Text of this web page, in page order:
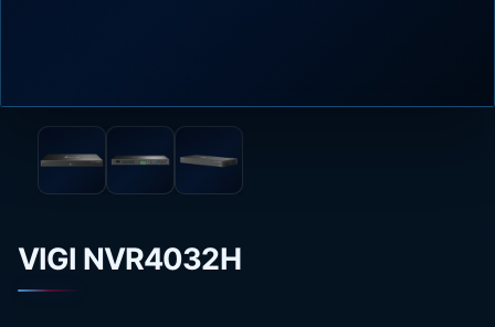
VIGI NVR4032H